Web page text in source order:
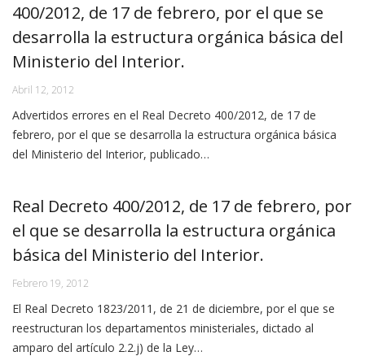
400/2012, de 17 de febrero, por el que se
desarrolla la estructura orgánica básica del
Ministerio del Interior.
Abril 12, 2012
Advertidos errores en el Real Decreto 400/2012, de 17 de
febrero, por el que se desarrolla la estructura orgánica básica
del Ministerio del Interior, publicado…
Real Decreto 400/2012, de 17 de febrero, por
el que se desarrolla la estructura orgánica
básica del Ministerio del Interior.
Febrero 19, 2012
El Real Decreto 1823/2011, de 21 de diciembre, por el que se
reestructuran los departamentos ministeriales, dictado al
amparo del artículo 2.2.j) de la Ley…